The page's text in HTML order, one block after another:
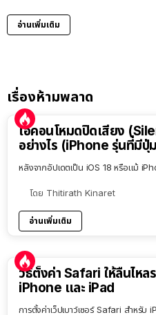
อ่านเพิ่มเติม
เรื่องห้ามพลาด
ไอคอนโหมดปิดเสียง
อย่างไร (iPhone รุ่นที่มี
หลังจากอัปเดตเป็น iOS 18 หรือแม้
โดย Thitirath Kinaret
อ่านเพิ่มเติม
วิธีตั้งค่า Safari ให้ลื่นไหล
iPhone และ iPad
การตั้งค่าเว็ปเบาว์เซอร์ Safari สำหรั